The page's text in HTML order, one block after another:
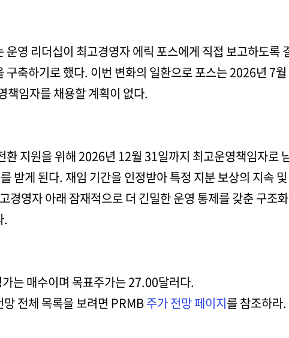
운영 리더십이 최고경영자 에릭 포스에게 직접 보고하도록
구축하기로 했다. 이번 변화의 일환으로 포스는 2026년 7
책임자를 채용할 계획이 없다.
환 지원을 위해 2026년 12월 31일까지 최고운영책임자로
받게 된다. 재임 기간을 인정받아 특정 지분 보상의 지속
경영자 아래 잠재적으로 더 긴밀한 운영 통제를 갖춘 구조
.
는 매수이며 목표주가는 27.00달러다.
전체 목록을 보려면 PRMB주가 전망 페이지를 참조하라.